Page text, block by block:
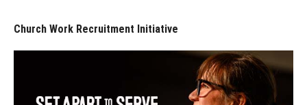
Church Work Recruitment Initiative